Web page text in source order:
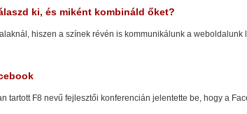
ki, és miként kombináld őket?
hiszen a színek révén is kommunikálunk a
tartott F8 nevű fejlesztői konferencián jelentette be, hogy a